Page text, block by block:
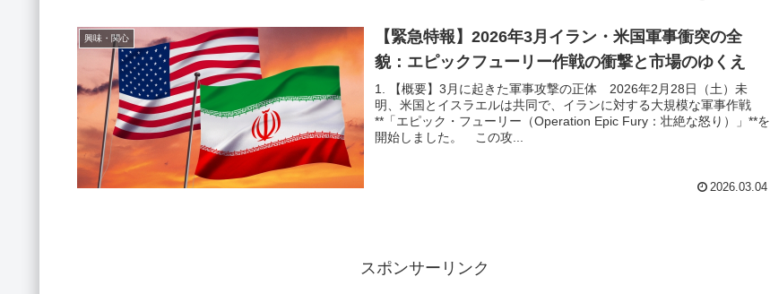
興味・関心
【緊急特報】2026年3月イラン・米国軍事衝突の全
貌：エピックフューリー作戦の衝撃と市場のゆくえ
1. 【概要】3月に起きた軍事攻撃の正体 2026年2月28日（土）未
明、米国とイスラエルは共同で、イランに対する大規模な軍事作戦
**「エピック・フューリー（Operation Epic Fury：壮絶な怒り）」**を
開始しました。 この攻...
2026.03.04
スポンサーリンク